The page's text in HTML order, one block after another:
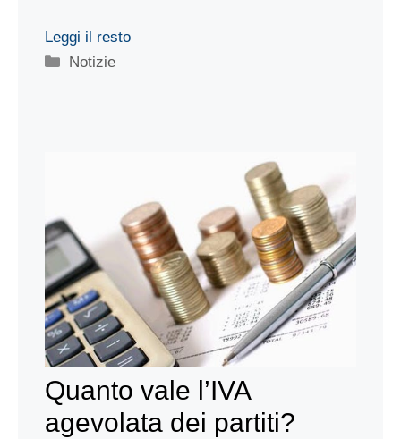
Leggi il resto
Categorie
Notizie
Quanto vale l’IVA
agevolata dei partiti?